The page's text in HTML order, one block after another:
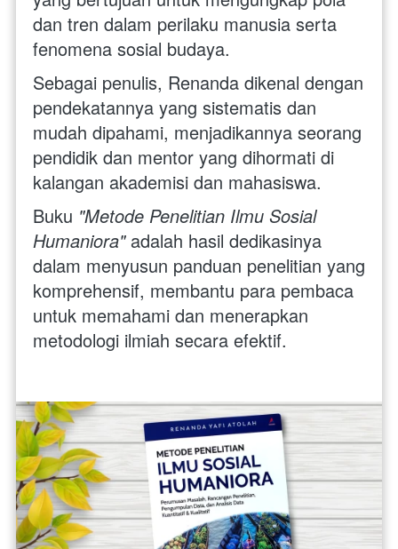
dan tren dalam perilaku manusia serta
fenomena sosial budaya.
Sebagai penulis, Renanda dikenal dengan
pendekatannya yang sistematis dan
mudah dipahami, menjadikannya seorang
pendidik dan mentor yang dihormati di
kalangan akademisi dan mahasiswa.
Buku "Metode Penelitian Ilmu Sosial
Humaniora" adalah hasil dedikasinya
dalam menyusun panduan penelitian yang
komprehensif, membantu para pembaca
untuk memahami dan menerapkan
metodologi ilmiah secara efektif.